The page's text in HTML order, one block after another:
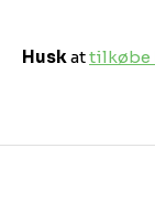
Huskat